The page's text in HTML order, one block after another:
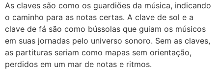
As claves são como os guardiões da música, indicando
o caminho para as notas certas. A clave de sol e a
clave de fá são como bússolas que guiam os músicos
em suas jornadas pelo universo sonoro. Sem as claves,
as partituras seriam como mapas sem orientação,
perdidos em um mar de notas e ritmos.